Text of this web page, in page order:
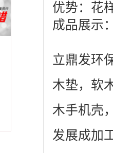
优势：花
成品展示
立鼎发环
木垫，软
木手机壳
发展成加